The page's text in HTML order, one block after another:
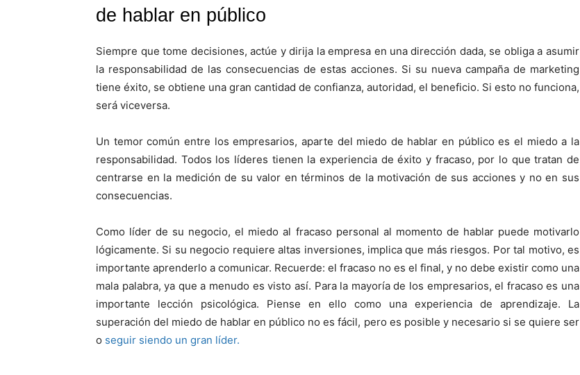
de hablar en público
Siempre que tome decisiones, actúe y dirija la empresa en una dirección dada, se obliga a asumir
la responsabilidad de las consecuencias de estas acciones. Si su nueva campaña de marketing
tiene éxito, se obtiene una gran cantidad de confianza, autoridad, el beneficio. Si esto no funciona,
será viceversa.
Un temor común entre los empresarios, aparte del miedo de hablar en público es el miedo a la
responsabilidad. Todos los líderes tienen la experiencia de éxito y fracaso, por lo que tratan de
centrarse en la medición de su valor en términos de la motivación de sus acciones y no en sus
consecuencias.
Como líder de su negocio, el miedo al fracaso personal al momento de hablar puede motivarlo
lógicamente. Si su negocio requiere altas inversiones, implica que más riesgos. Por tal motivo, es
importante aprenderlo a comunicar. Recuerde: el fracaso no es el final, y no debe existir como una
mala palabra, ya que a menudo es visto así. Para la mayoría de los empresarios, el fracaso es una
importante lección psicológica. Piense en ello como una experiencia de aprendizaje. La
superación del miedo de hablar en público no es fácil, pero es posible y necesario si se quiere ser
o seguir siendo un gran líder.